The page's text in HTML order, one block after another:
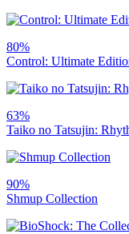
80%
Control: Ultimate
63%
Taiko no Tatsujin:
90%
Shmup Collection